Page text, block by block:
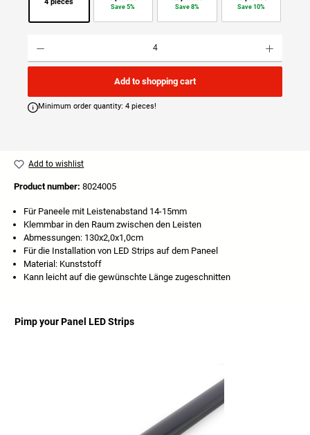
4 pieces
Save 5% Save 8% Save 10%
Add to shopping cart
Minimum order quantity: 4 pieces!
Add to wishlist
Product number: 8024005
Für Paneele mit Leistenabstand 14-15mm
Klemmbar in den Raum zwischen den Leisten
Abmessungen: 130x2,0x1,0cm
Für die Installation von LED Strips auf dem Paneel
Material: Kunststoff
Kann leicht auf die gewünschte Länge zugeschnitten
Pimp your Panel LED Strips